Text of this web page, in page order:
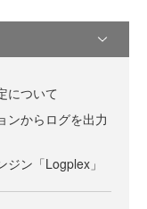
について
ンからログを出力
ン「Logplex」